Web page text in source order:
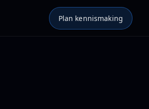
Plan kennismaking